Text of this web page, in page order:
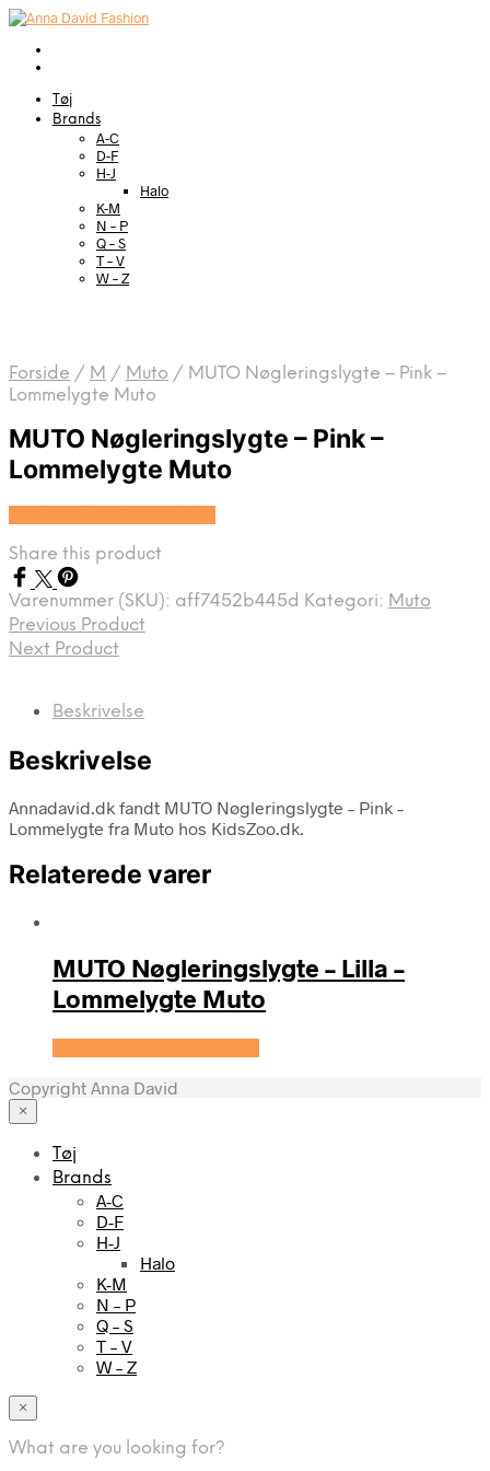
Tøj
Brands
A-C
D-F
H-J
Halo
K-M
N – P
Q – S
T – V
W – Z
Forside / M / Muto / MUTO Nøgleringslygte – Pink –
Lommelygte Muto
MUTO Nøgleringslygte – Pink –
Lommelygte Muto
Share this product
Varenummer (SKU): aff7452b445d Kategori: Muto
Previous Product
Next Product
Beskrivelse
Beskrivelse
Annadavid.dk fandt MUTO Nøgleringslygte – Pink –
Lommelygte fra Muto hos KidsZoo.dk.
Relaterede varer
MUTO Nøgleringslygte – Lilla –
Lommelygte Muto
Copyright Anna David
×
Tøj
Brands
A-C
D-F
H-J
Halo
K-M
N – P
Q – S
T – V
W – Z
×
What are you looking for?